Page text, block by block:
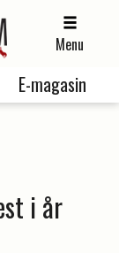
Menu
E-magasin
i år